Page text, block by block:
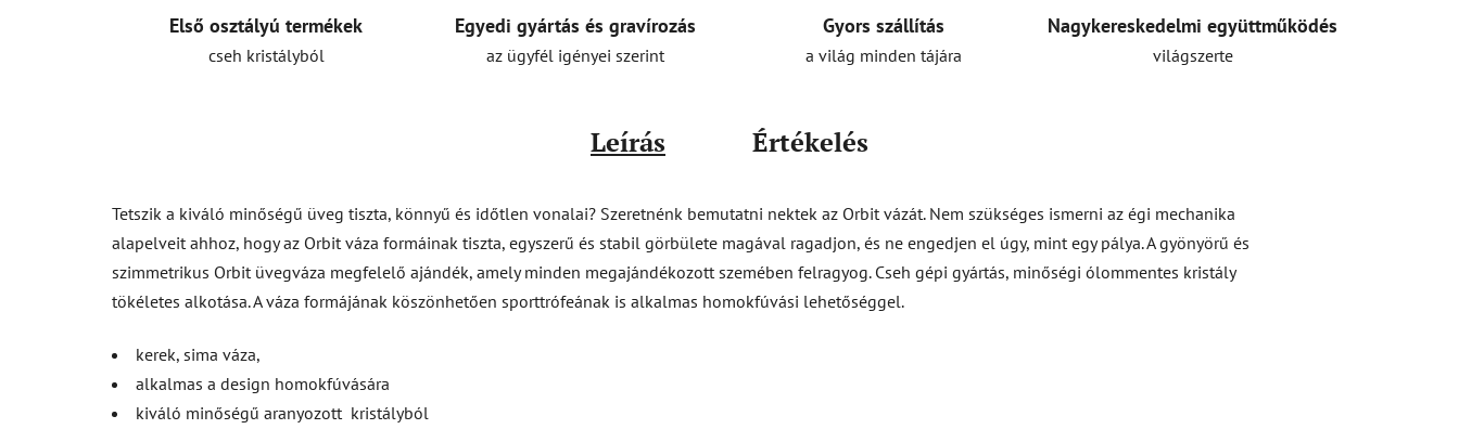
Első osztályú termékek
cseh kristályból
Egyedi gyártás és gravírozás
az ügyfél igényei szerint
Gyors szállítás
a világ minden tájára
Nagykereskedelmi együttműködés
világszerte
Leírás Értékelés
Tetszik a kiváló minőségű üveg tiszta, könnyű és időtlen vonalai? Szeretnénk bemutatni nektek az Orbit vázát. Nem szükséges ismerni az égi mechanika
alapelveit ahhoz, hogy az Orbit váza formáinak tiszta, egyszerű és stabil görbülete magával ragadjon, és ne engedjen el úgy, mint egy pálya. A gyönyörű és
szimmetrikus Orbit üvegváza megfelelő ajándék, amely minden megajándékozott szemében felragyog. Cseh gépi gyártás, minőségi ólommentes kristály
tökéletes alkotása. A váza formájának köszönhetően sporttrófeának is alkalmas homokfúvási lehetőséggel.
kerek, sima váza,
alkalmas a design homokfúvására
kiváló minőségű aranyozott kristályból